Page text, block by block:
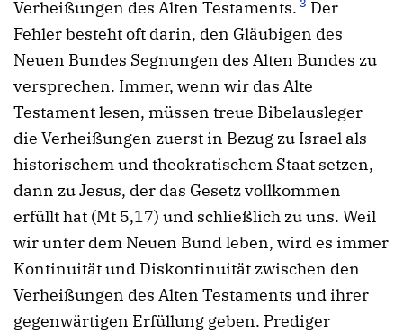
Verheißungen des Alten Testaments.
Der
Fehler besteht oft darin, den Gläubigen des
Neuen Bundes Segnungen des Alten Bundes zu
versprechen. Immer, wenn wir das Alte
Testament lesen, müssen treue Bibelausleger
die Verheißungen zuerst in Bezug zu Israel als
historischem und theokratischem Staat setzen,
dann zu Jesus, der das Gesetz vollkommen
erfüllt hat (Mt 5,17) und schließlich zu uns. Weil
wir unter dem Neuen Bund leben, wird es immer
Kontinuität und Diskontinuität zwischen den
Verheißungen des Alten Testaments und ihrer
gegenwärtigen Erfüllung geben. Prediger